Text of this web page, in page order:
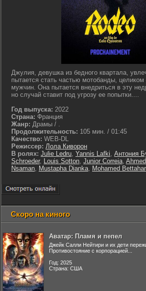
Джулия, девушка из бедного квартала,
пытается стать частью мотобанды,
мужчин. Она пытается внедриться в эту
но случай ставит под угрозу ее попытки....
Год выпуска: 2022
Страна: Франция
Жанр: Драмы / .
Продолжительность: 105 мин. / 01:45
Качество: WEB-DL
Режиссер: Лола Киворон
В ролях: Julie Ledru, Yannis Lafki, Антония
Schroeder, Louis Sotton, Junior Correia,
Nsaman, Mustapha Dianka, Mohamed Bettahar
Скоро на киного
Аватар: Пламя и пепел
Джейк Салли Нейтири и их дети
Противостояние с корпорацией...
Год: 2025
Страна: США